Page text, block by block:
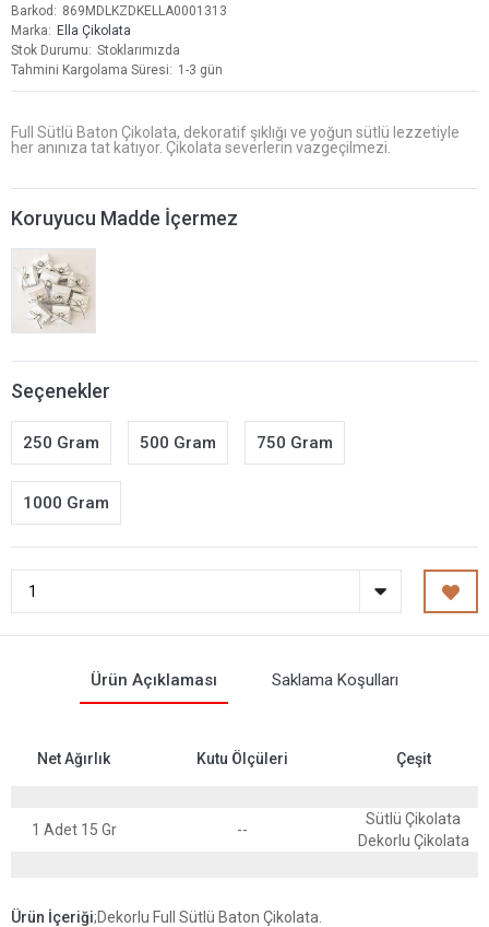
Barkod
869MDLKZDKELLA0001313
Marka
Ella Çikolata
Stok Durumu
Stoklarımızda
Tahmini Kargolama Süresi
1-3 gün
Full Sütlü Baton Çikolata, dekoratif şıklığı ve yoğun sütlü lezzetiyle
her anınıza tat katıyor. Çikolata severlerin vazgeçilmezi.
Koruyucu Madde İçermez
Seçenekler
250 Gram 500 Gram 750 Gram
1000 Gram
Ürün Açıklaması Saklama Koşulları
Net Ağırlık Kutu Ölçüleri Çeşit
1 Adet 15 Gr --
Sütlü Çikolata
Dekorlu Çikolata
Ürün İçeriği;Dekorlu Full Sütlü Baton Çikolata.